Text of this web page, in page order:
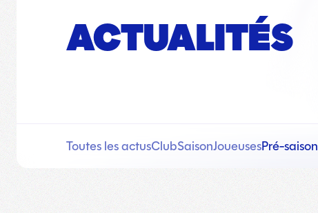
ACTUALITÉS
Toutes les actusClubSaisonJoueusesPré-saison